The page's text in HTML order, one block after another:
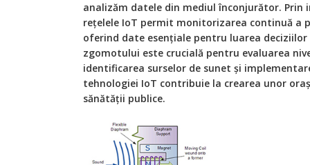
analizăm datele din mediul înconjurător.
rețelele IoT permit monitorizarea continuă a
oferind date esențiale pentru luarea
zgomotului este crucială pentru evaluarea
identificarea surselor de sunet și
tehnologiei IoT contribuie la crearea unor
sănătății publice.